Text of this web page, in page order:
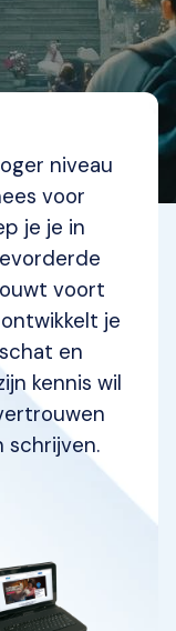
niveau
voor
je je in
voort
je
en
kennis wil
schrijven.